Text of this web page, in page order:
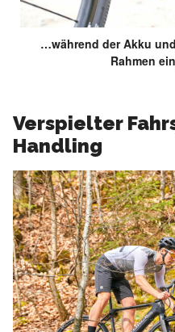
…während der Akku
Rahmen
Verspielter
Handling